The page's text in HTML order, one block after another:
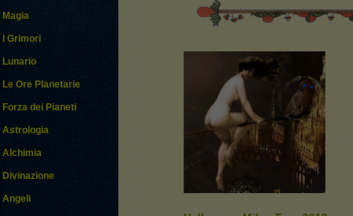
Magia
I Grimori
Lunario
Le Ore Planetarie
Forza dei Pianeti
Astrologia
Alchimia
Divinazione
Angeli